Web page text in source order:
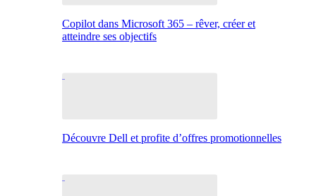
Copilot dans Microsoft 365 – rêver, créer et
atteindre ses objectifs
Découvre Dell et profite d’offres promotionnelles